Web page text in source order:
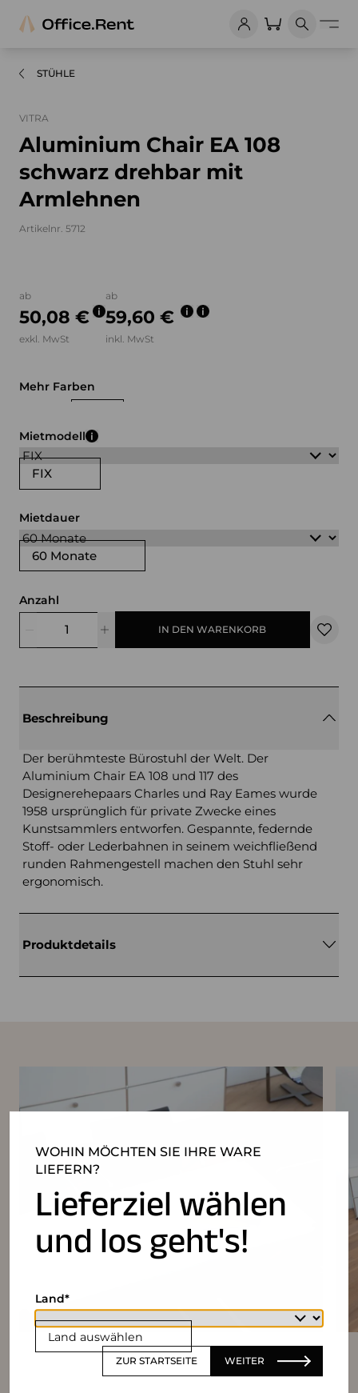
WOHIN MÖCHTEN SIE IHRE WARE
LIEFERN?
Lieferziel wählen
und los geht's!
Land auswählen
Land
ZUR STARTSEITE WEITER
STÜHLE
VITRA
Aluminium Chair EA 108
schwarz drehbar mit
Armlehnen
Artikelnr. 5712
ab
50,08 €
exkl. MwSt
ab
59,60 €
inkl. MwSt
Mehr Farben
FIX
Mietmodell
60 Monate
Mietdauer
Anzahl
IN DEN WARENKORB
Beschreibung
Der berühmteste Bürostuhl der Welt. Der
Aluminium Chair EA 108 und 117 des
Designerehepaars Charles und Ray Eames wurde
1958 ursprünglich für private Zwecke eines
Kunstsammlers entworfen. Gespannte, federnde
Stoff- oder Lederbahnen in seinem weichfließend
runden Rahmengestell machen den Stuhl sehr
ergonomisch.
Produktdetails